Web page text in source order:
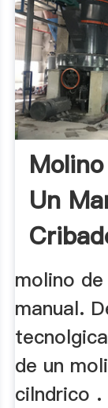
Un
molino
manual.
de un
cilndrico .